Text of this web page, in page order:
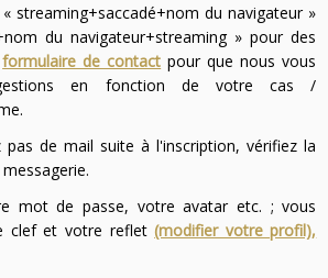
streaming+saccadé+nom du navigateur »
du navigateur+streaming » pour des
formulaire de contact pour que nous vous
en fonction de votre cas /
pas de mail suite à l'inscription, vérifiez la
mot de passe, votre avatar etc. ; vous
clef et votre reflet(modifier votre profil),